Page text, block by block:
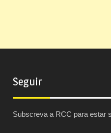
Seguir
Subscreva a RCC para estar